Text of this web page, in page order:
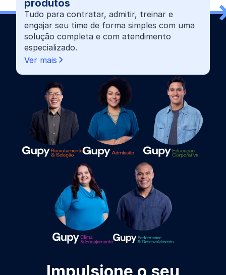
produtos
Tudo para contratar, admitir, treinar e
engajar seu time de forma simples com uma
solução completa e com atendimento
especializado.
Ver mais